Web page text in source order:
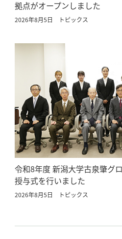
拠点がオープンしました
2026年8月5日 トピックス
令和8年度 新潟大学古泉肇グ
授与式を行いました
2026年8月5日 トピックス